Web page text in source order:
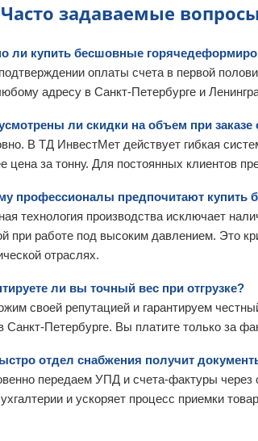
Часто задаваемые
ли купить бесшовные
оплаты счета в первой
адресу в Санкт-Петербурге и
ли скидки на объем при заказе
В ТД ИнвестМет действует гибкая
цена за тонну. Для постоянных клиентов
профессионалы предпочитают купить
технология производства исключает
при работе под высоким давлением. Это
отраслях.
ли вы точный вес при отгрузке?
своей репутацией и гарантируем
Санкт-Петербурге. Вы платите только за
отдел снабжения получит
передаем УПД и счета-фактуры
и ускоряет процесс приемки